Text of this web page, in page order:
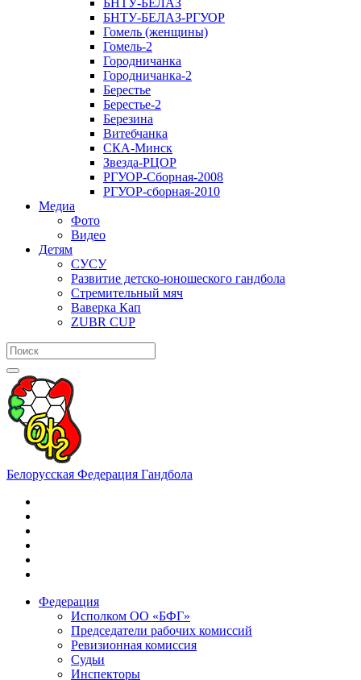
БНТУ-БЕЛАЗ
БНТУ-БЕЛАЗ-РГУОР
Гомель (женщины)
Гомель-2
Городничанка
Городничанка-2
Берестье
Берестье-2
Березина
Витебчанка
СКА-Минск
Звезда-РЦОР
РГУОР-Сборная-2008
РГУОР-сборная-2010
Медиа
Фото
Видео
Детям
СУСУ
Развитие детско-юношеского гандбола
Стремительный мяч
Ваверка Кап
ZUBR CUP
Белорусская Федерация Гандбола
Федерация
Исполком ОО «БФГ»
Председатели рабочих комиссий
Ревизионная комиссия
Судьи
Инспекторы